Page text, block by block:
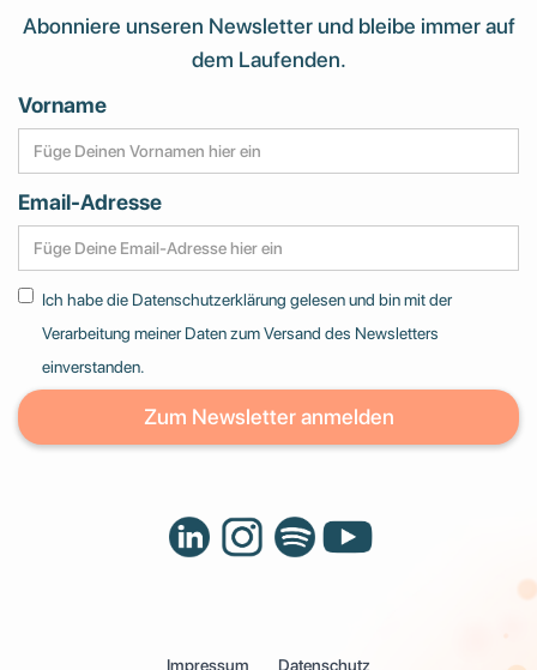
Abonniere unseren Newsletter und bleibe immer auf
dem Laufenden.
Vorname
Email-Adresse
Ich habe die Datenschutzerklärung gelesen und bin mit der
Verarbeitung meiner Daten zum Versand des Newsletters
einverstanden.
Impressum Datenschutz